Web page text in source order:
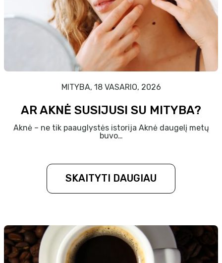
MITYBA, 18 VASARIO, 2026
AR AKNĖ SUSIJUSI SU MITYBA?
Aknė – ne tik paauglystės istorija Aknė daugelį metų
buvo…
SKAITYTI DAUGIAU